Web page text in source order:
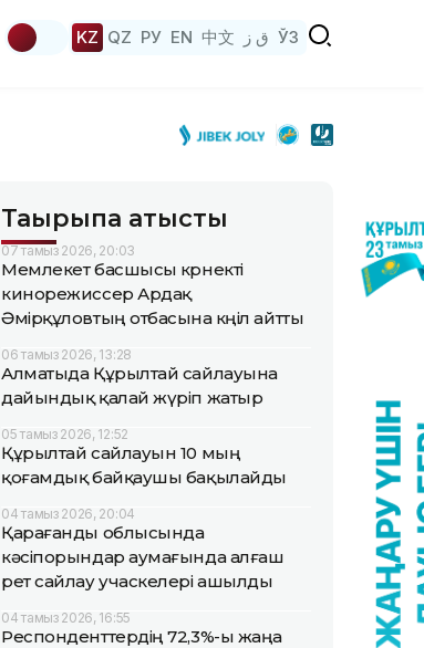
KZ QZ РУ EN 中文 ق ز ЎЗ
Тақырыпқа қатысты
07 тамыз 2026, 20:03
Мемлекет басшысы көрнекті
кинорежиссер Ардақ
Әмірқұловтың отбасына көңіл айтты
06 тамыз 2026, 13:28
Алматыда Құрылтай сайлауына
дайындық қалай жүріп жатыр
05 тамыз 2026, 12:52
Құрылтай сайлауын 10 мың
қоғамдық байқаушы бақылайды
04 тамыз 2026, 20:04
Қарағанды облысында
кәсіпорындар аумағында алғаш
рет сайлау учаскелері ашылды
04 тамыз 2026, 16:55
Респонденттердің 72,3%-ы жаңа